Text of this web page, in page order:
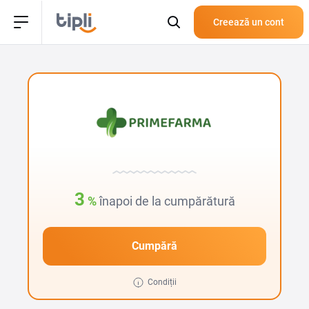
Creează un cont
3 %înapoi de la cumpărătură
Cumpără
Condiții